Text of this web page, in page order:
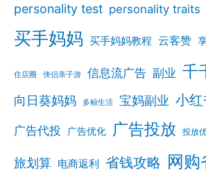
personality test personality traits
买手妈妈 买手妈妈教程 云客赞
住店圈 侠侣亲子游 信息流广告 副业 千
向日葵妈妈 多鲸生活 宝妈副业 小
广告代投 广告优化 广告投放 投放
旅划算 电商返利 省钱攻略 网购